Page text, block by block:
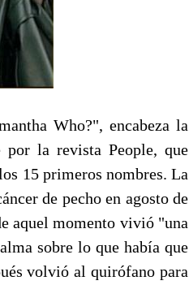
Who?", encabeza la
por la revista People, que
15 primeros nombres. La
de pecho en agosto de
aquel momento vivió "una
sobre lo que había que
volvió al quirófano para